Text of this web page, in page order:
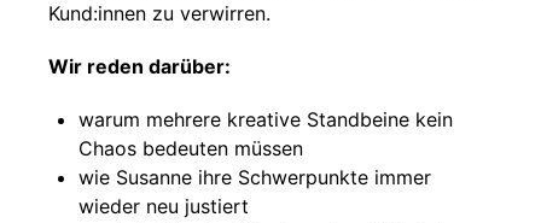
Kund:innen zu verwirren.
Wir reden darüber:
warum mehrere kreative Standbeine kein
Chaos bedeuten müssen
wie Susanne ihre Schwerpunkte immer
wieder neu justiert